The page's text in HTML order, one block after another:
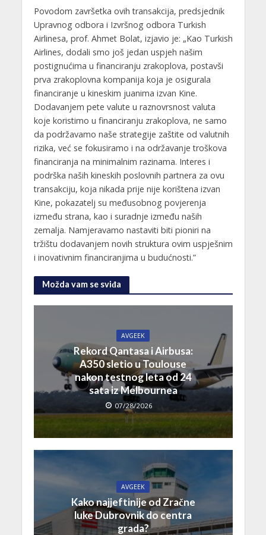
Povodom završetka ovih transakcija, predsjednik
Upravnog odbora i Izvršnog odbora Turkish
Airlinesa, prof. Ahmet Bolat, izjavio je: „Kao Turkish
Airlines, dodali smo još jedan uspjeh našim
postignućima u financiranju zrakoplova, postavši
prva zrakoplovna kompanija koja je osigurala
financiranje u kineskim juanima izvan Kine.
Dodavanjem pete valute u raznovrsnost valuta
koje koristimo u financiranju zrakoplova, ne samo
da podržavamo naše strategije zaštite od valutnih
rizika, već se fokusiramo i na održavanje troškova
financiranja na minimalnim razinama. Interes i
podrška naših kineskih poslovnih partnera za ovu
transakciju, koja nikada prije nije korištena izvan
Kine, pokazatelj su međusobnog povjerenja
između strana, kao i suradnje između naših
zemalja. Namjeravamo nastaviti biti pioniri na
tržištu dodavanjem novih struktura ovim uspješnim
i inovativnim financiranjima u budućnosti.”
Možda vam se sviđa
AVGEEK
Rekord Qantasa i Airbusa:
A350 sletio u Toulouse
nakon testnog leta od 24
sata iz Melbournea
07/28/2026
AVGEEK
Kako najjeftinije od Zračne
luke Dubrovnik do centra
grada?